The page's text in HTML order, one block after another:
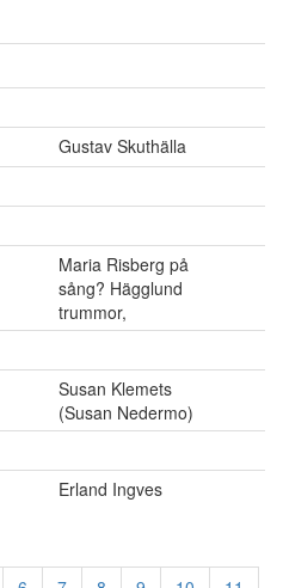
Gustav Skuthälla
Maria Risberg på
sång? Hägglund
trummor,
Susan Klemets
(Susan Nedermo)
Erland Ingves